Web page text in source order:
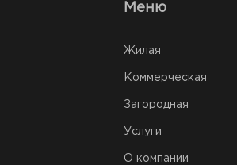
Меню
Жилая
Коммерческая
Загородная
Услуги
О компании